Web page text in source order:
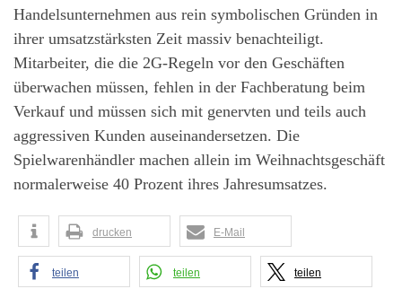
Handelsunternehmen aus rein symbolischen Gründen in
ihrer umsatzstärksten Zeit massiv benachteiligt.
Mitarbeiter, die die 2G-Regeln vor den Geschäften
überwachen müssen, fehlen in der Fachberatung beim
Verkauf und müssen sich mit genervten und teils auch
aggressiven Kunden auseinandersetzen. Die
Spielwarenhändler machen allein im Weihnachtsgeschäft
normalerweise 40 Prozent ihres Jahresumsatzes.
drucken E-Mail
teilen teilen teilen